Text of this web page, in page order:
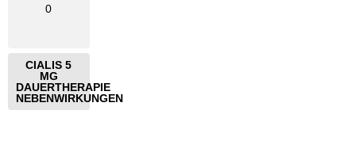
0
CIALIS 5
MG
DAUERTHERAPIE
NEBENWIRKUNGEN